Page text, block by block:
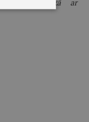
stājas spēkā ar